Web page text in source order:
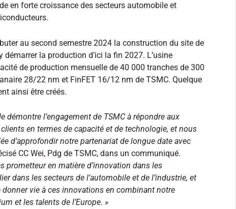
en forte croissance des secteurs automobile et
au second semestre 2024 la construction du site de
démarrer la production d’ici la fin 2027. L’usine
de production mensuelle de 40 000 tranches de 300
28/22 nm et FinFET 16/12 nm de TSMC. Quelque
ainsi être créés.
démontre l’engagement de TSMC à répondre aux
en termes de capacité et de technologie, et nous
d’approfondir notre partenariat de longue date avec
CC Wei, Pdg de TSMC, dans un communiqué.
prometteur en matière d’innovation dans les
dans les secteurs de l’automobile et de l’industrie, et
vie à ces innovations en combinant notre
et les talents de l’Europe. »